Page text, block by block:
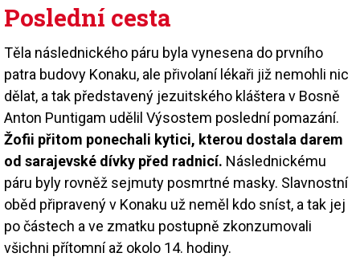
Poslední cesta
Těla následnického páru byla vynesena do prvního
patra budovy Konaku, ale přivolaní lékaři již nemohli nic
dělat, a tak představený jezuitského kláštera v Bosně
Anton Puntigam udělil Výsostem poslední pomazání.
Žofii přitom ponechali kytici, kterou dostala darem
od sarajevské dívky před radnicí. Následnickému
páru byly rovněž sejmuty posmrtné masky. Slavnostní
oběd připravený v Konaku už neměl kdo sníst, a tak jej
po částech a ve zmatku postupně zkonzumovali
všichni přítomní až okolo 14. hodiny.